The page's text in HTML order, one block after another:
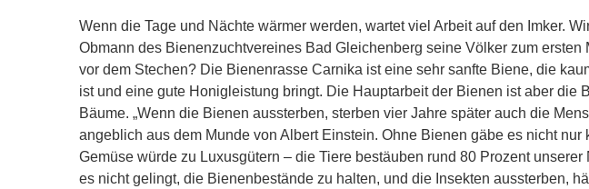
Wenn die Tage und Nächte wärmer werden, wartet viel Arbeit auf den Imker.
Obmann des Bienenzuchtvereines Bad Gleichenberg seine Völker zum ersten
vor dem Stechen? Die Bienenrasse Carnika ist eine sehr sanfte Biene, die
ist und eine gute Honigleistung bringt. Die Hauptarbeit der Bienen ist aber die
Bäume. „Wenn die Bienen aussterben, sterben vier Jahre später auch die
angeblich aus dem Munde von Albert Einstein. Ohne Bienen gäbe es nicht nur
Gemüse würde zu Luxusgütern – die Tiere bestäuben rund 80 Prozent
es nicht gelingt, die Bienenbestände zu halten, und die Insekten aussterben,